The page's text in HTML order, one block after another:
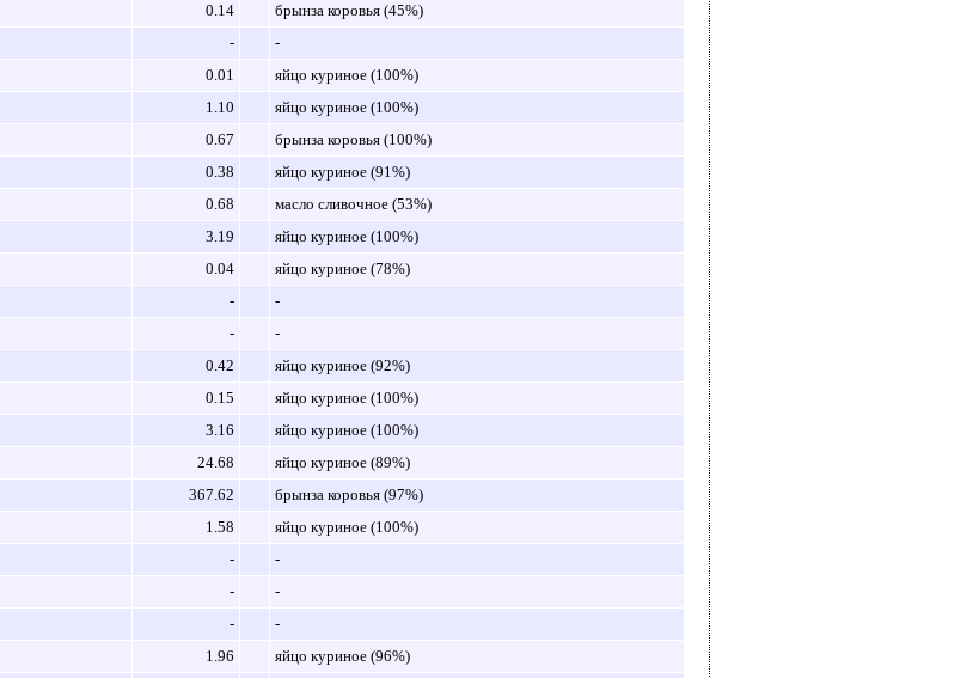
0.14
брынза коровья (45%)
-
-
0.01
яйцо куриное (100%)
1.10
яйцо куриное (100%)
0.67
брынза коровья (100%)
0.38
яйцо куриное (91%)
0.68
масло сливочное (53%)
3.19
яйцо куриное (100%)
0.04
яйцо куриное (78%)
-
-
-
-
0.42
яйцо куриное (92%)
0.15
яйцо куриное (100%)
3.16
яйцо куриное (100%)
24.68
яйцо куриное (89%)
367.62
брынза коровья (97%)
1.58
яйцо куриное (100%)
-
-
-
-
-
-
1.96
яйцо куриное (96%)